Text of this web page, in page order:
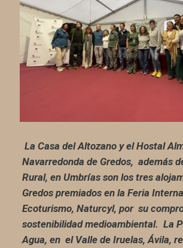
La Casa del Altozano y el Hostal
Navarredonda de Gredos, además
Rural, en Umbrías son los tres
Gredos premiados en la Feria
Ecoturismo, Naturcyl, por su
sostenibilidad medioambiental. La
Agua, en el Valle de Iruelas, Ávila,